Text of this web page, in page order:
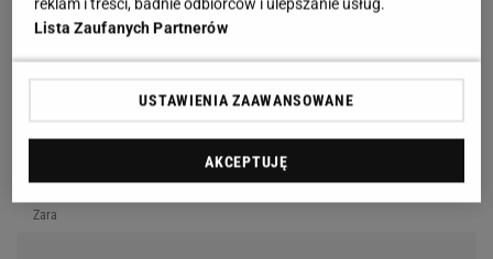
Zara
reklam i treści, badnie odbiorców i ulepszanie usług.
Lista Zaufanych Partnerów
USTAWIENIA ZAAWANSOWANE
AKCEPTUJĘ